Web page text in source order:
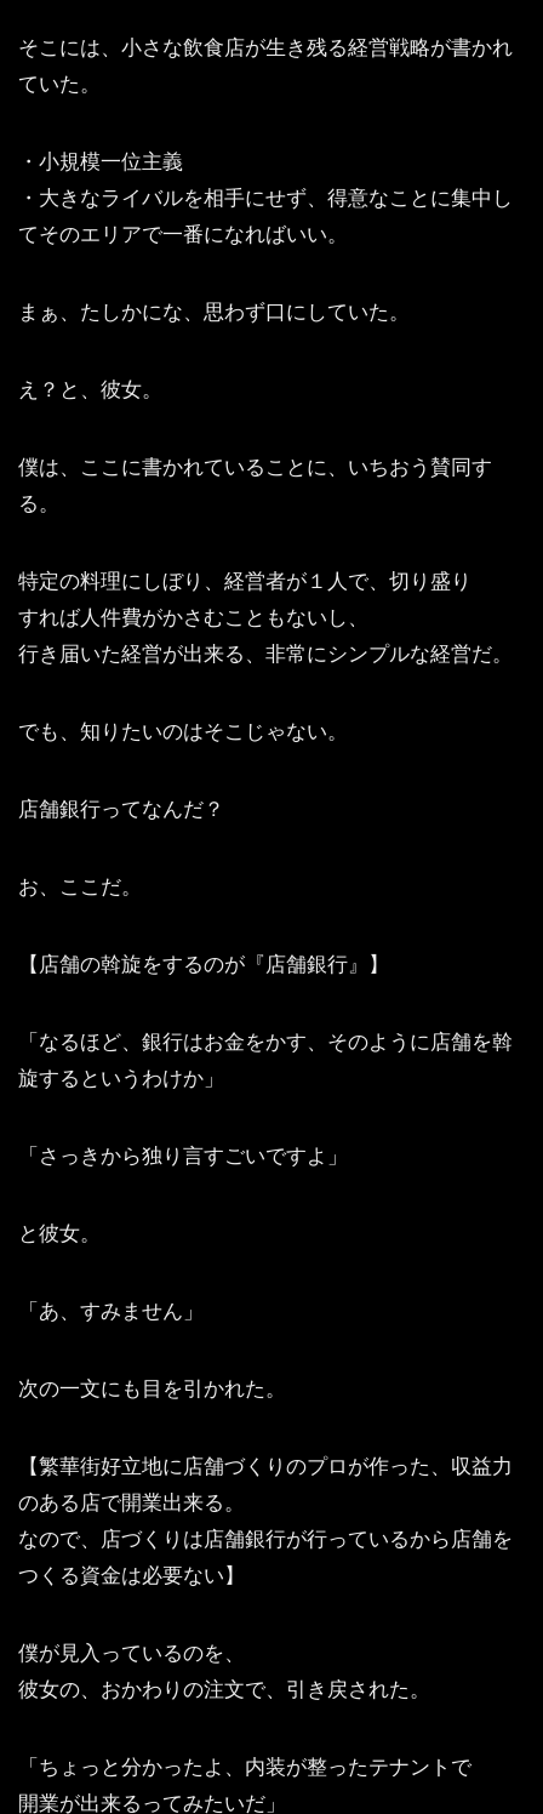
そこには、小さな飲食店が生き残る経営戦略が書かれ
ていた。
・小規模一位主義
・大きなライバルを相手にせず、得意なことに集中し
てそのエリアで一番になればいい。
まぁ、たしかにな、思わず口にしていた。
え？と、彼女。
僕は、ここに書かれていることに、いちおう賛同す
る。
特定の料理にしぼり、経営者が１人で、切り盛り
すれば人件費がかさむこともないし、
行き届いた経営が出来る、非常にシンプルな経営だ。
でも、知りたいのはそこじゃない。
店舗銀行ってなんだ？
お、ここだ。
【店舗の斡旋をするのが『店舗銀行』】
「なるほど、銀行はお金をかす、そのように店舗を斡
旋するというわけか」
「さっきから独り言すごいですよ」
と彼女。
「あ、すみません」
次の一文にも目を引かれた。
【繁華街好立地に店舗づくりのプロが作った、収益力
のある店で開業出来る。
なので、店づくりは店舗銀行が行っているから店舗を
つくる資金は必要ない】
僕が見入っているのを、
彼女の、おかわりの注文で、引き戻された。
「ちょっと分かったよ、内装が整ったテナントで
開業が出来るってみたいだ」